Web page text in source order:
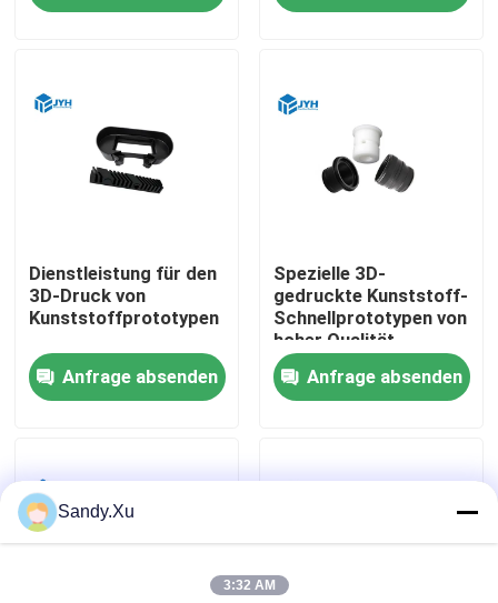
Dienstleistungen
Dienstleistung für den
3D-Druck von
Kunststoffprototypen
Anfrage absenden
Spezielle 3D-
gedruckte Kunststoff-
Schnellprototypen von
hoher Qualität
Anfrage absenden
Sandy.Xu
3:32 AM